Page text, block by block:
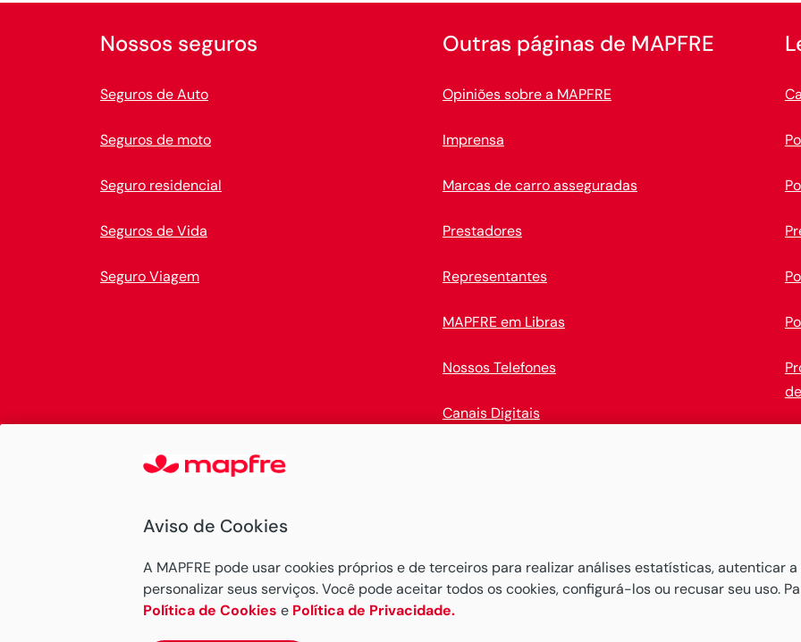
Nossos seguros
Seguros de Auto
Seguros de moto
Seguro residencial
Seguros de Vida
Seguro Viagem
Outras páginas de MAPFRE
Opiniões sobre a MAPFRE
Imprensa
Marcas de carro asseguradas
Prestadores
Representantes
MAPFRE em Libras
Nossos Telefones
Canais Digitais
Aviso de Cookies
A MAPFRE pode usar cookies próprios e de terceiros para realizar análises estatísticas, autenticar
personalizar seus serviços. Você pode aceitar todos os cookies, configurá-los ou recusar seu uso.
Política de Cookies e Política de Privacidade.